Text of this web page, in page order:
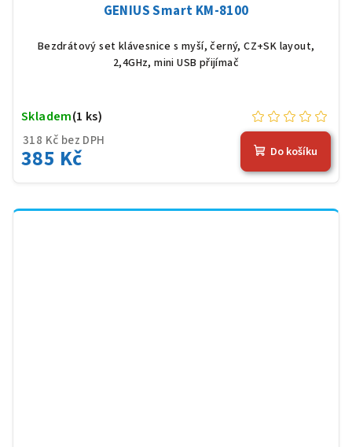
GENIUS Smart KM-8100
Bezdrátový set klávesnice s myší, černý, CZ+SK layout,
2,4GHz, mini USB přijímač
318 Kč bez DPH
385 Kč
Skladem(1 ks)
Do košíku